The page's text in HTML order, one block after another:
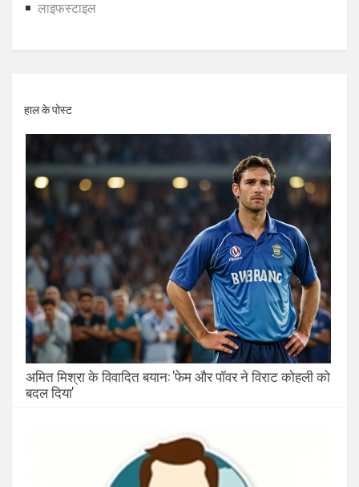
लाइफस्टाइल
हाल के पोस्ट
अमित मिश्रा के विवादित बयान: 'फेम और पॉवर ने विराट कोहली को
बदल दिया'